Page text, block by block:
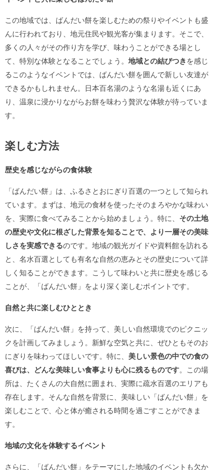
この地域では、ばんだい餅を楽しむための祭りやイベントも盛
んに行われており、地元住民や観光客が集まります。そこで、
多くの人々がその作り方を学び、味わうことができる場とし
て、特別な体験となることでしょう。 地域との結びつきを感じ
るこのようなイベントでは、ばんだい餅を囲んで新しい友達が
できるかもしれません。日本百名湯のような名湯も近くにあ
り、温泉に浸かりながらお餅を味わう贅沢な体験が待っていま
す。
楽しむ方法
歴史を感じながらの食体験
「ばんだい餅」は、ふるさとおにぎり百選の一つとして知られ
ています。まずは、地元の食材を使ったそのまろやかな味わい
を、実際に食べてみることから始めましょう。特に、 その土地
の歴史や文化に根ざした背景を知ることで、より一層その美味
しさを実感できるのです。地域の観光ガイドや資料館を訪れる
と、名水百選としても有名な自然の恵みとその歴史について詳
しく知ることができます。こうして味わいと共に歴史を感じる
ことが、「ばんだい餅」をより深く楽しむポイントです。
自然と共に楽しむひととき
次に、「ばんだい餅」を持って、美しい自然環境でのピクニッ
クを計画してみましょう。新鮮な空気と共に、ぜひともそのお
にぎりを味わってほしいです。特に、 美しい景色の中での食の
喜びは、どんな美味しい食事よりも心に残るものです。この場
所は、たくさんの大自然に囲まれ、実際に疏水百選のエリアも
存在します。そんな自然を背景に、美味しい「ばんだい餅」を
楽しむことで、心と体が癒される時間を過ごすことができま
す。
地域の文化を体験するイベント
さらに、「ばんだい餅」をテーマにした地域のイベントも欠か